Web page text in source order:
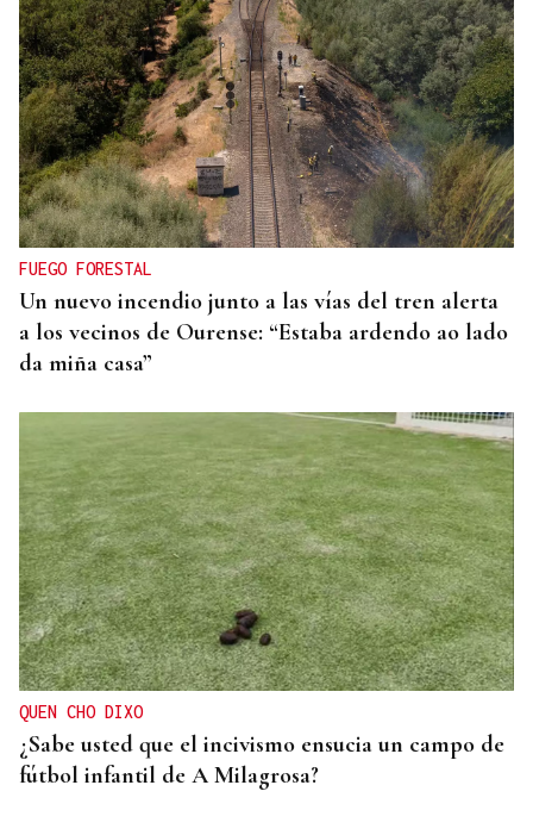
FUEGO FORESTAL
Un nuevo incendio junto a las vías del tren alerta
a los vecinos de Ourense: “Estaba ardendo ao lado
da miña casa”
QUEN CHO DIXO
¿Sabe usted que el incivismo ensucia un campo de
fútbol infantil de A Milagrosa?